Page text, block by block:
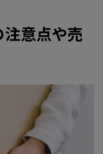
意点や売